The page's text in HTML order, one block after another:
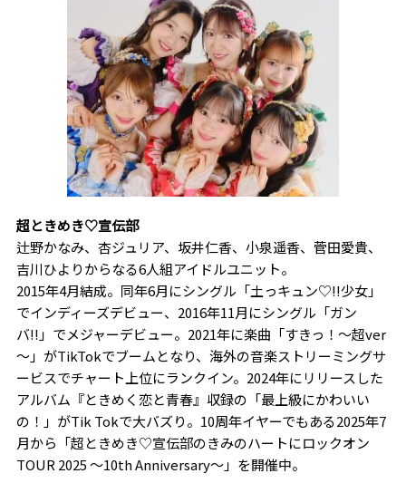
超ときめき♡宣伝部
辻野かなみ、杏ジュリア、坂井仁香、小泉遥香、菅田愛貴、
吉川ひよりからなる6人組アイドルユニット。
2015年4月結成。同年6月にシングル「土っキュン♡!!少女」
でインディーズデビュー、2016年11月にシングル「ガン
バ!!」でメジャーデビュー。2021年に楽曲「すきっ！～超ver
～」がTikTokでブームとなり、海外の音楽ストリーミングサ
ービスでチャート上位にランクイン。2024年にリリースした
アルバム『ときめく恋と青春』収録の「最上級にかわいい
の！」がTik Tokで大バズり。10周年イヤーでもある2025年7
月から「超ときめき♡宣伝部のきみのハートにロックオン
TOUR 2025 〜10th Anniversary〜」を開催中。